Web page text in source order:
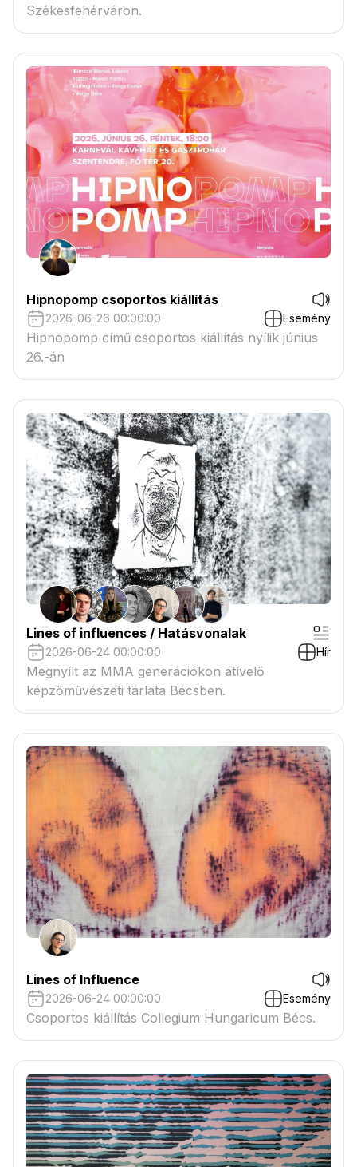
Székesfehérváron.
Hipnopomp csoportos kiállítás
2026-06-26 00:00:00 Esemény
Hipnopomp című csoportos kiállítás nyílik június
26.-án
Lines of influences / Hatásvonalak
2026-06-24 00:00:00 Hír
Megnyílt az MMA generációkon átívelő
képzőművészeti tárlata Bécsben.
Lines of Influence
2026-06-24 00:00:00 Esemény
Csoportos kiállítás Collegium Hungaricum Bécs.